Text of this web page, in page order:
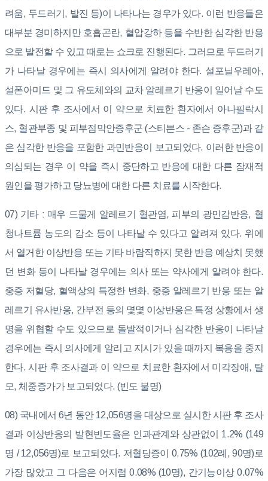
려움, 두드러기, 발진 등)이 나타나는 경우가 있다. 이런 반응들은
대부분 경미하지만 호흡곤란, 혈압강하 등을 수반한 심각한 반응
으로 발전할 수 있고 때로는 쇼크로 진행된다. 그러므로 두드러기
가 나타날 경우에는 즉시 의사에게 알려야 한다. 설포닐우레아,
설폰아미드 및 그 유도체와의 교차 알레르기 반응이 일어날 수도
있다. 시판 후 조사에서 이 약으로 치료한 환자에서 아나필락시
스, 혈관부종 및 피부점막안증후군 (스티븐스 - 존슨 증후군)과 같
은 심각한 반응을 포함한 과민반응이 보고되었다. 이러한 반응이
의심되는 경우 이 약을 즉시 중단하고 반응에 대한 다른 잠재적
원인을 평가하고 당뇨병에 대한 다른 치료를 시작한다.
07) 기타 : 매우 드물게 알레르기 혈관염, 피부의 광민감반응, 혈
청나트륨 농도의 감소 등이 나타날 수 있다고 알려져 있다. 위에
서 열거한 이상반응 또는 기타 바람직하지 못한 반응 예상치 못했
던 변화 등이 나타날 경우에는 의사 또는 약사에게 알려야 한다.
중증 저혈당, 혈액상의 특정한 변화, 중증 알레르기 반응 또는 알
레르기 유사반응, 간부전 등의 몇몇 이상반응은 특정 상황에서 생
명을 위협할 수도 있으므로 돌발적이거나 심각한 반응이 나타날
경우에는 즉시 의사에게 알리고 지시가 있을 때까지 복용을 중지
한다. 시판 후 조사결과 이 약으로 치료한 환자에서 미각장애, 탈
모, 체중증가가 보고되었다. (빈도 불명)
08) 국내에서 6년 동안 12,056명을 대상으로 실시한 시판 후 조사
결과 이상반응의 발현빈도율은 인과관계와 상관없이 1.2% (149
명 / 12,056명)로 보고되었다. 저혈당증이 0.75% (102례, 90명)로
가장 많았고 그 다음은 어지럼 0.08% (10명), 간기능이상 0.07%